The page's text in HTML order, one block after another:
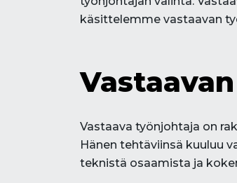
käsittelemme vastaavan
Vastaava työnjohtaja on
Hänen tehtäviinsä kuuluu
teknistä osaamista ja